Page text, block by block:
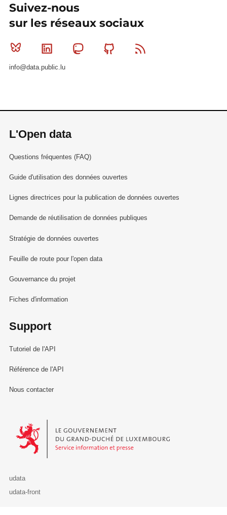
Suivez-nous
sur les réseaux sociaux
Bluesky Linkedin MastodonGithub
info@data.public.lu
L'Open data
Questions fréquentes (FAQ)
Guide d'utilisation des données ouvertes
Lignes directrices pour la publication de données ouvertes
Demande de réutilisation de données publiques
Stratégie de données ouvertes
Feuille de route pour l'open data
Gouvernance du projet
Fiches d'information
Support
Tutoriel de l'API
Référence de l'API
Nous contacter
Le Gouvernement du Grand-Duché de Luxembourg - Service
udata
udata-front